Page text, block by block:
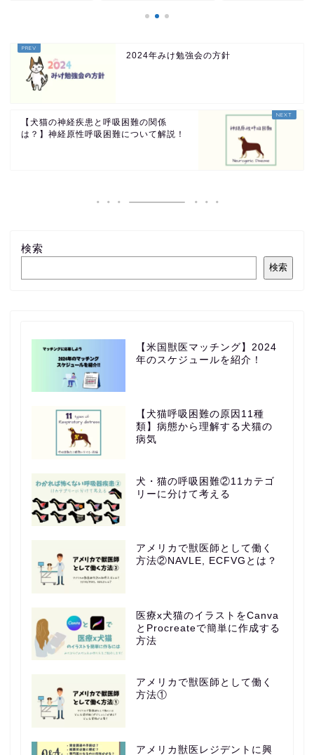
2024年みけ勉強会の方針
【犬猫の神経疾患と呼吸困難の関係
は？】神経原性呼吸困難について解説！
検索
検索
【米国獣医マッチング】2024
年のスケジュールを紹介！
【犬猫呼吸困難の原因11種
類】病態から理解する犬猫の
病気
犬・猫の呼吸困難②11カテゴ
リーに分けて考える
アメリカで獣医師として働く
方法②NAVLE, ECFVGとは？
医療x犬猫のイラストをCanva
とProcreateで簡単に作成する
方法
アメリカで獣医師として働く
方法①
アメリカ獣医レジデントに興